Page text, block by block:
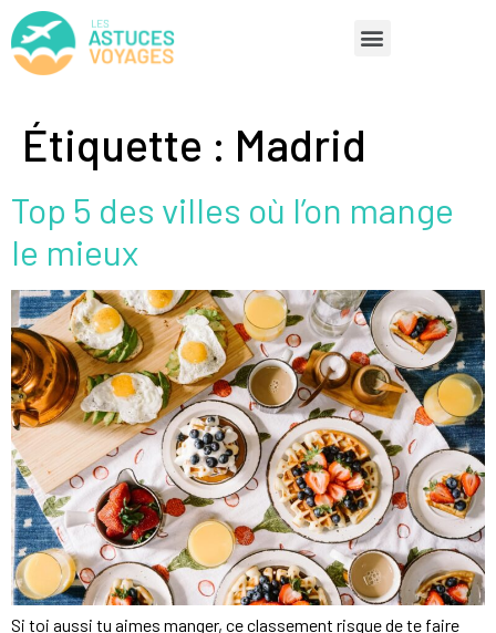
Étiquette : Madrid
Top 5 des villes où l’on mange
le mieux
Si toi aussi tu aimes manger, ce classement risque de te faire